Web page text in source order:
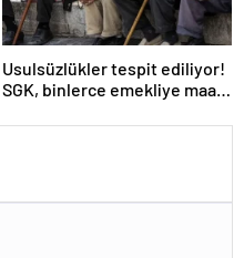
Usulsüzlükler tespit ediliyor!
SGK, binlerce emekliye maaş